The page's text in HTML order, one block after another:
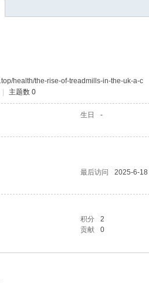
health/the-rise-of-treadmills-in-the-uk-a-c
主题数 0
生日 -
最后访问
2025-6-
积分
2
贡献 0